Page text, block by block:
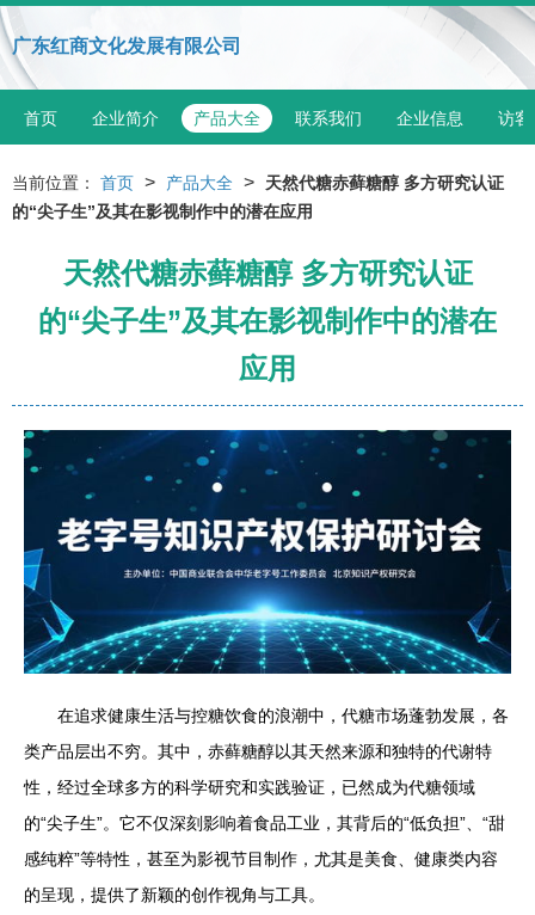
广东红商文化发展有限公司
首页 企业简介 产品大全 联系我们 企业信息 访客
当前位置： 首页 > 产品大全 >
天然代糖赤藓糖醇 多方研究认证
的“尖子生”及其在影视制作中的潜在应用
天然代糖赤藓糖醇 多方研究认证
的“尖子生”及其在影视制作中的潜在
应用
在追求健康生活与控糖饮食的浪潮中，代糖市场蓬勃发展，各
类产品层出不穷。其中，赤藓糖醇以其天然来源和独特的代谢特
性，经过全球多方的科学研究和实践验证，已然成为代糖领域
的“尖子生”。它不仅深刻影响着食品工业，其背后的“低负担”、“甜
感纯粹”等特性，甚至为影视节目制作，尤其是美食、健康类内容
的呈现，提供了新颖的创作视角与工具。